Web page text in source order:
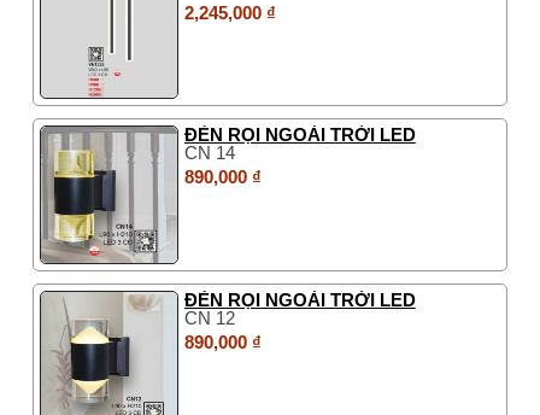
2,245,000 ₫
ĐÈN RỌI NGOÀI TRỜI LED
CN 14
890,000 ₫
ĐÈN RỌI NGOÀI TRỜI LED
CN 12
890,000 ₫